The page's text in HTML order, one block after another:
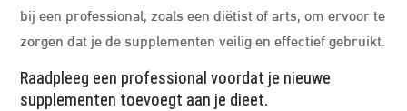
bij een professional, zoals een diëtist of arts, om ervoor te
zorgen dat je de supplementen veilig en effectief gebruikt.
Raadpleeg een professional voordat je nieuwe
supplementen toevoegt aan je dieet.